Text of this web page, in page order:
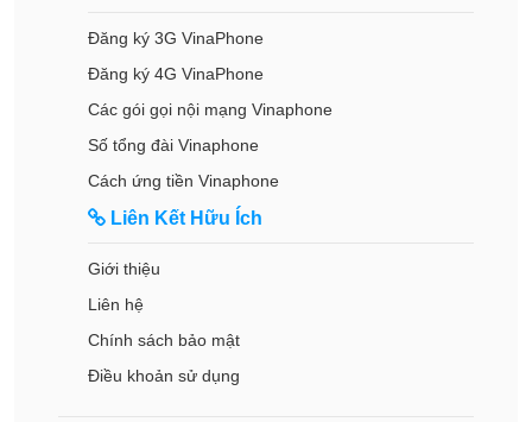
Đăng ký 3G VinaPhone
Đăng ký 4G VinaPhone
Các gói gọi nội mạng Vinaphone
Số tổng đài Vinaphone
Cách ứng tiền Vinaphone
Liên Kết Hữu Ích
Giới thiệu
Liên hệ
Chính sách bảo mật
Điều khoản sử dụng